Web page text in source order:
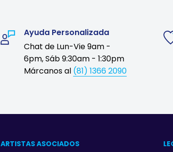
Ayuda Personalizada
Chat de Lun-Vie 9am -
6pm, Sáb 9:30am - 1:30pm
Márcanos al (81) 1366 2090
ARTISTAS ASOCIADOS